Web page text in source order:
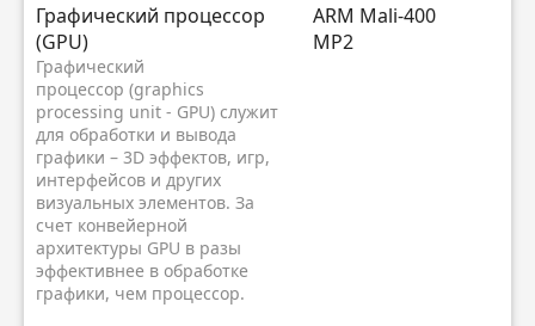
Графический процессор
(GPU)
Графический
процессор (graphics
processing unit - GPU) служит
для обработки и вывода
графики – 3D эффектов, игр,
интерфейсов и других
визуальных элементов. За
счет конвейерной
архитектуры GPU в разы
эффективнее в обработке
графики, чем процессор.
ARM Mali-400
MP2